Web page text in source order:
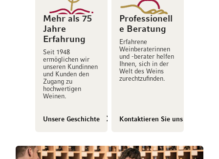
Mehr als 75
Jahre
Erfahrung
Seit 1948
ermöglichen wir
unseren Kundinnen
und Kunden den
Zugang zu
hochwertigen
Weinen.
Unsere Geschichte
Professionell
e Beratung
Erfahrene
Weinberaterinnen
und -berater helfen
Ihnen, sich in der
Welt des Weins
zurechtzufinden.
Kontaktieren Sie uns